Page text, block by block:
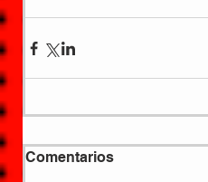
Comentarios